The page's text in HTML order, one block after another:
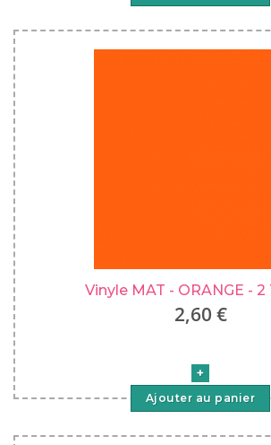
Vinyle MAT - ORANGE - 2
2,60 €
Ajouter au panier